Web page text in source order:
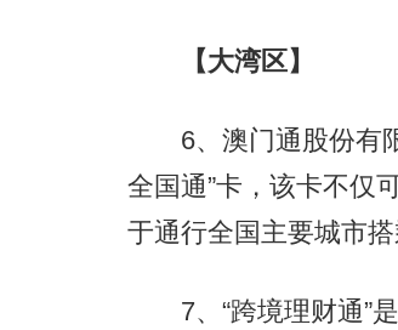
【大湾区】
6、澳门通股份有限
全国通”卡，该卡不仅
于通行全国主要城市
7、“跨境理财通”是